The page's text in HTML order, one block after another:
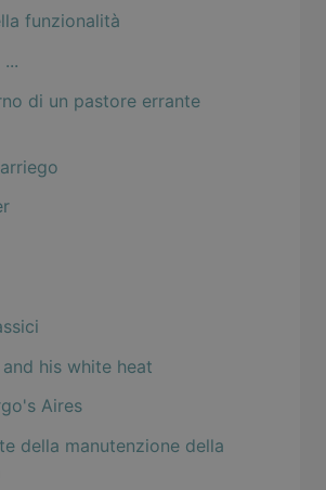
funzionalità
di un pastore errante
his white heat
Aires
della manutenzione della